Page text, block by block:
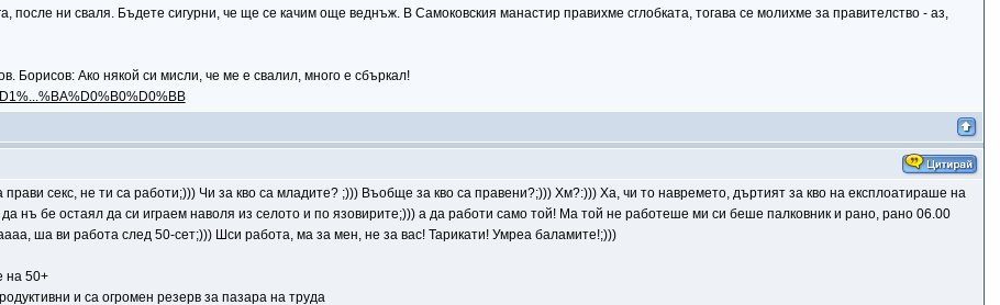
после ни сваля. Бъдете сигурни, че ще се качим още веднъж. В Самоковския манастир правихме сглобката, тогава се молихме за правителство - аз,
Борисов: Ако някой си мисли, че ме е свалил, много е сбъркал!
прави секс, не ти са работи;))) Чи за кво са младите? ;))) Въобще за кво са правени?;))) Хм?:))) Ха, чи то навремето, дъртият за кво на експлоатираше на
нъ бе остаял да си играем наволя из селото и по язовирите;))) а да работи само той! Ма той не работеше ми си беше палковник и рано, рано 06.00
ша ви работа след 50-сет;))) Шси работа, ма за мен, не за вас! Тарикати! Умреа баламите!;)))
на 50+
и са огромен резерв за пазара на труда